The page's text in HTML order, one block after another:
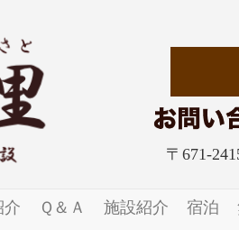
〒671-
介 Ｑ＆Ａ 施設紹介 宿泊